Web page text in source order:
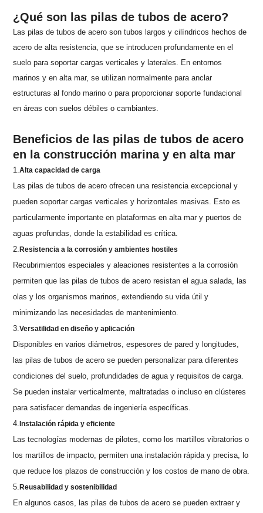
¿Qué son las pilas de tubos de acero?
Las pilas de tubos de acero son tubos largos y cilíndricos hechos de
acero de alta resistencia, que se introducen profundamente en el
suelo para soportar cargas verticales y laterales. En entornos
marinos y en alta mar, se utilizan normalmente para anclar
estructuras al fondo marino o para proporcionar soporte fundacional
en áreas con suelos débiles o cambiantes.
Beneficios de las pilas de tubos de acero
en la construcción marina y en alta mar
1.Alta capacidad de carga
Las pilas de tubos de acero ofrecen una resistencia excepcional y
pueden soportar cargas verticales y horizontales masivas. Esto es
particularmente importante en plataformas en alta mar y puertos de
aguas profundas, donde la estabilidad es crítica.
2.Resistencia a la corrosión y ambientes hostiles
Recubrimientos especiales y aleaciones resistentes a la corrosión
permiten que las pilas de tubos de acero resistan el agua salada, las
olas y los organismos marinos, extendiendo su vida útil y
minimizando las necesidades de mantenimiento.
3.Versatilidad en diseño y aplicación
Disponibles en varios diámetros, espesores de pared y longitudes,
las pilas de tubos de acero se pueden personalizar para diferentes
condiciones del suelo, profundidades de agua y requisitos de carga.
Se pueden instalar verticalmente, maltratadas o incluso en clústeres
para satisfacer demandas de ingeniería específicas.
4.Instalación rápida y eficiente
Las tecnologías modernas de pilotes, como los martillos vibratorios o
los martillos de impacto, permiten una instalación rápida y precisa, lo
que reduce los plazos de construcción y los costos de mano de obra.
5.Reusabilidad y sostenibilidad
En algunos casos, las pilas de tubos de acero se pueden extraer y